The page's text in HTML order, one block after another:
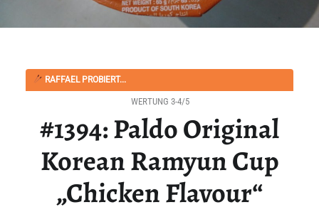
RAFFAEL PROBIERT...
#1394: Paldo Original
Korean Ramyun Cup
„Chicken Flavour“
WERTUNG 3-4/5